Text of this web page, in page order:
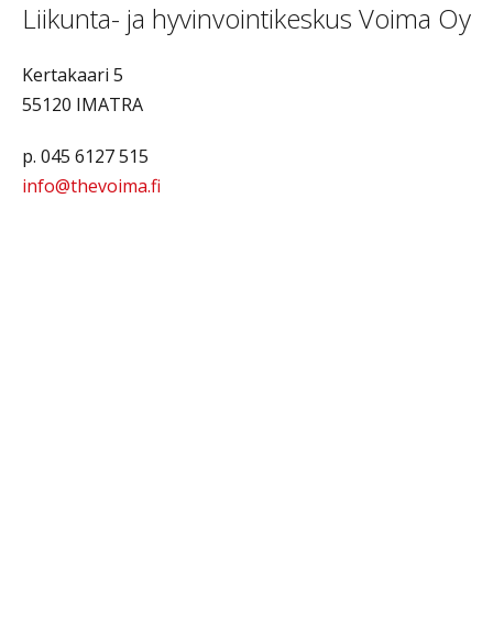
Liikunta- ja hyvinvointikeskus Voima Oy
Kertakaari 5
55120 IMATRA
p. 045 6127 515
info@thevoima.fi